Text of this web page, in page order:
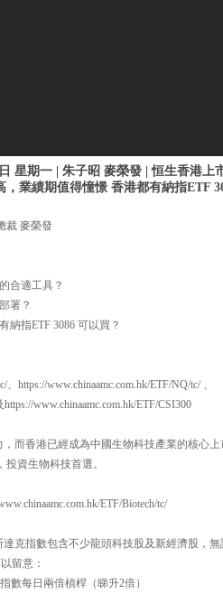
星期一 | 朱子昭 麥榮發 | 恒生香港
業績期值得憧憬 香港都有納指ETF
裁 麥榮發
合適工具？
署？
納指ETF 3086 可以買？
https://www.chinaamc.com.hk/ETF/NQ/tc/ 、
www.chinaamc.com.hk/ETF/CSI300
而香港已經成為中國生物科技產業的核心
資生物科技首選。
ETF/Biotech/tc/
克指數包含不少龍頭科技股及新經濟股，
留意：
數每日兩倍槓桿（睇升2倍）